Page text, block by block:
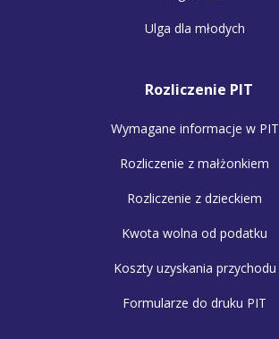
Ulga dla młodych
Rozliczenie PIT
Wymagane informacje w PIT
Rozliczenie z małżonkiem
Rozliczenie z dzieckiem
Kwota wolna od podatku
Koszty uzyskania przychodu
Formularze do druku PIT